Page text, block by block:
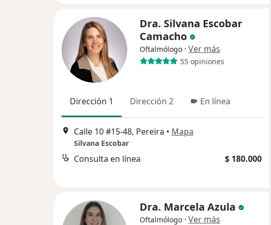
Dra. Silvana Escobar
Camacho
Oftalmólogo · Ver más
55 opiniones
Dirección 1 Dirección 2 En línea
Calle 10 #15-48, Pereira • Mapa
Silvana Escobar
Consulta en línea $ 180.000
Dra. Marcela Azula
Oftalmólogo · Ver más